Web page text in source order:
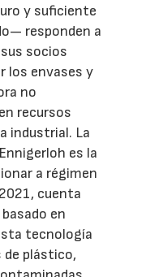
y suficiente
responden a
socios
los envases y
no
recursos
industrial. La
es la
a régimen
cuenta
en
tecnología
plástico,